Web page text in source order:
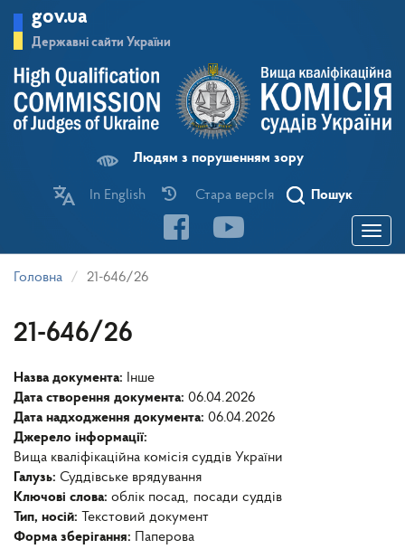
основного
матеріалу
gov.ua
Державні сайти України
Людям з порушенням зору
In English Стара версІя Пошук
Toggle
Головна 21-646/26
21-646/26
Назва документа:
Інше
Дата створення документа: 06.04.2026
Дата надходження документа: 06.04.2026
Джерело інформації:
Вища кваліфікаційна комісія суддів України
Галузь: Суддівське врядування
Ключові слова: облік посад
посади суддів
Тип, носій:
Текстовий документ
Форма зберігання:
Паперова